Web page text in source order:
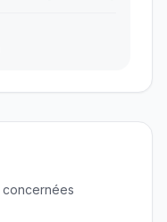
concernées